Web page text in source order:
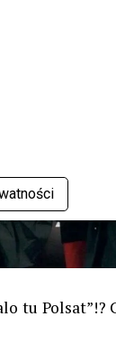
tu